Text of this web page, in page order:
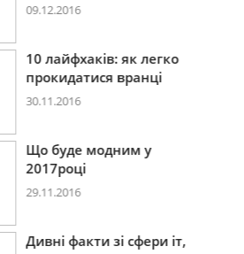
09.12.2016
10 лайфхаків: як легко
прокидатися вранці
30.11.2016
Що буде модним у
2017році
29.11.2016
Дивні факти зі сфери іт,